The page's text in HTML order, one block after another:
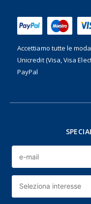
Accettiamo tutte le
Unicredit (Visa, Visa
PayPal